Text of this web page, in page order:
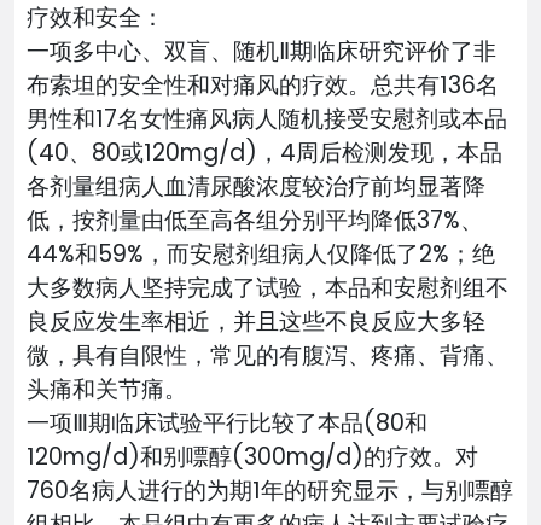
疗效和安全：
一项多中心、双盲、随机Ⅱ期临床研究评价了非
布索坦的安全性和对痛风的疗效。总共有136名
男性和17名女性痛风病人随机接受安慰剂或本品
(40、80或120mg/d)，4周后检测发现，本品
各剂量组病人血清尿酸浓度较治疗前均显著降
低，按剂量由低至高各组分别平均降低37%、
44%和59%，而安慰剂组病人仅降低了2%；绝
大多数病人坚持完成了试验，本品和安慰剂组不
良反应发生率相近，并且这些不良反应大多轻
微，具有自限性，常见的有腹泻、疼痛、背痛、
头痛和关节痛。
一项Ⅲ期临床试验平行比较了本品(80和
120mg/d)和别嘌醇(300mg/d)的疗效。对
760名病人进行的为期1年的研究显示，与别嘌醇